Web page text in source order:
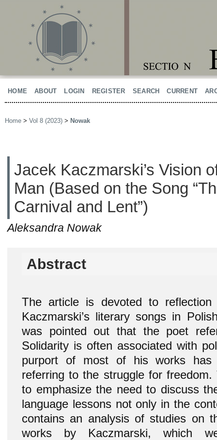
HOME ABOUT LOGIN REGISTER SEARCH CURRENT
Home > Vol 8 (2023) > Nowak
Jacek Kaczmarski’s Vision
Man (Based on the Song
Carnival and Lent”)
Aleksandra Nowak
Abstract
The article is devoted to
Kaczmarski’s literary songs in
was pointed out that the poet
Solidarity is often associated with
purport of most of his works has
referring to the struggle for
to emphasize the need to discuss
language lessons not only in the
contains an analysis of studies on
works by Kaczmarski, which